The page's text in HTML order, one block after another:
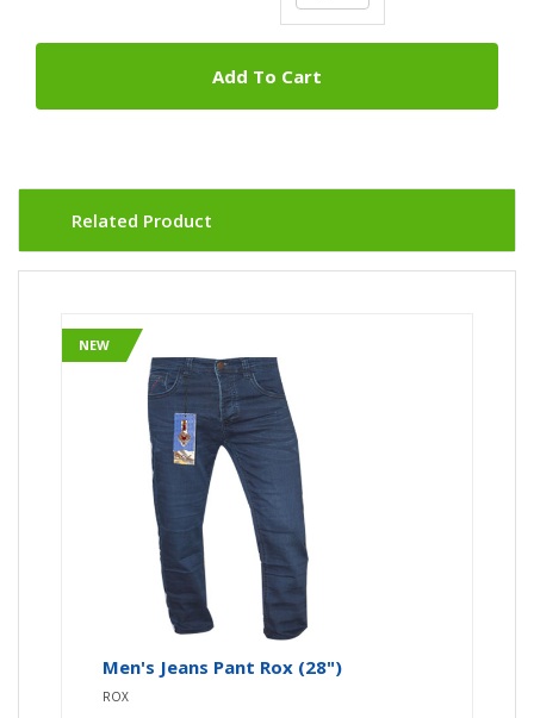
Add To Cart
Related Product
NEW
Men's Jeans Pant Rox (28")
ROX